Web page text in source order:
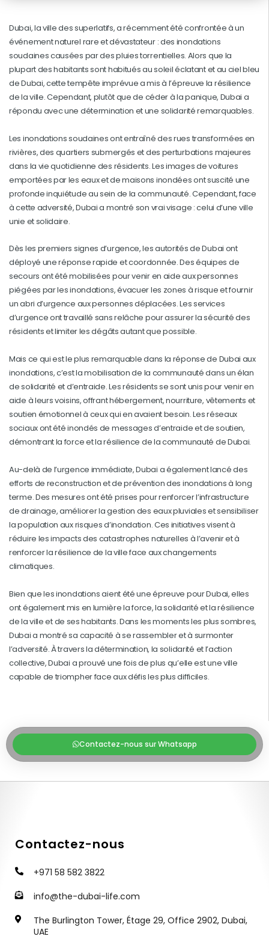
Dubai, la ville des superlatifs, a récemment été confrontée à un
événement naturel rare et dévastateur : des inondations
soudaines causées par des pluies torrentielles. Alors que la
plupart des habitants sont habitués au soleil éclatant et au ciel bleu
de Dubai, cette tempête imprévue a mis à l’épreuve la résilience
de la ville. Cependant, plutôt que de céder à la panique, Dubai a
répondu avec une détermination et une solidarité remarquables.
Les inondations soudaines ont entraîné des rues transformées en
rivières, des quartiers submergés et des perturbations majeures
dans la vie quotidienne des résidents. Les images de voitures
emportées par les eaux et de maisons inondées ont suscité une
profonde inquiétude au sein de la communauté. Cependant, face
à cette adversité, Dubai a montré son vrai visage : celui d’une ville
unie et solidaire.
Dès les premiers signes d’urgence, les autorités de Dubai ont
déployé une réponse rapide et coordonnée. Des équipes de
secours ont été mobilisées pour venir en aide aux personnes
piégées par les inondations, évacuer les zones à risque et fournir
un abri d’urgence aux personnes déplacées. Les services
d’urgence ont travaillé sans relâche pour assurer la sécurité des
résidents et limiter les dégâts autant que possible.
Mais ce qui est le plus remarquable dans la réponse de Dubai aux
inondations, c’est la mobilisation de la communauté dans un élan
de solidarité et d’entraide. Les résidents se sont unis pour venir en
aide à leurs voisins, offrant hébergement, nourriture, vêtements et
soutien émotionnel à ceux qui en avaient besoin. Les réseaux
sociaux ont été inondés de messages d’entraide et de soutien,
démontrant la force et la résilience de la communauté de Dubai.
Au-delà de l’urgence immédiate, Dubai a également lancé des
efforts de reconstruction et de prévention des inondations à long
terme. Des mesures ont été prises pour renforcer l’infrastructure
de drainage, améliorer la gestion des eaux pluviales et sensibiliser
la population aux risques d’inondation. Ces initiatives visent à
réduire les impacts des catastrophes naturelles à l’avenir et à
renforcer la résilience de la ville face aux changements
climatiques.
Bien que les inondations aient été une épreuve pour Dubai, elles
ont également mis en lumière la force, la solidarité et la résilience
de la ville et de ses habitants. Dans les moments les plus sombres,
Dubai a montré sa capacité à se rassembler et à surmonter
l’adversité. À travers la détermination, la solidarité et l’action
collective, Dubai a prouvé une fois de plus qu’elle est une ville
capable de triompher face aux défis les plus difficiles.
Contactez-nous sur Whatsapp
Contactez-nous
+971 58 582 3822
info@the-dubai-life.com
The Burlington Tower, Étage 29, Office 2902, Dubai,
UAE